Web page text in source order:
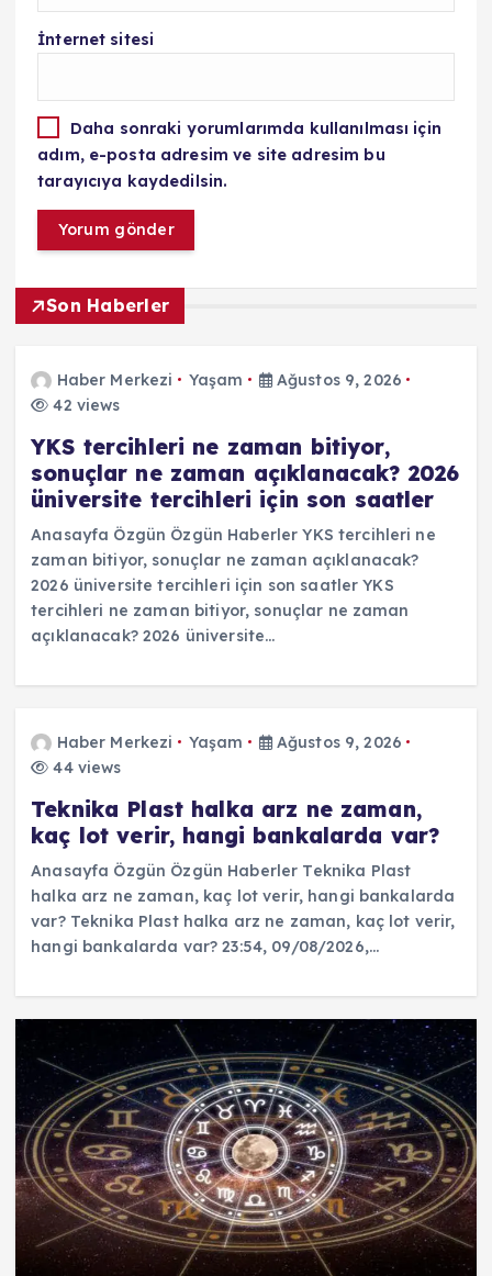
İnternet sitesi
Daha sonraki yorumlarımda kullanılması için
adım, e-posta adresim ve site adresim bu
tarayıcıya kaydedilsin.
Son Haberler
Haber Merkezi Yaşam
Ağustos 9, 2026
42 views
YKS tercihleri ne zaman bitiyor,
sonuçlar ne zaman açıklanacak? 2026
üniversite tercihleri için son saatler
Anasayfa Özgün Özgün Haberler YKS tercihleri ne
zaman bitiyor, sonuçlar ne zaman açıklanacak?
2026 üniversite tercihleri için son saatler YKS
tercihleri ne zaman bitiyor, sonuçlar ne zaman
açıklanacak? 2026 üniversite…
Haber Merkezi Yaşam
Ağustos 9, 2026
44 views
Teknika Plast halka arz ne zaman,
kaç lot verir, hangi bankalarda var?
Anasayfa Özgün Özgün Haberler Teknika Plast
halka arz ne zaman, kaç lot verir, hangi bankalarda
var? Teknika Plast halka arz ne zaman, kaç lot verir,
hangi bankalarda var? 23:54, 09/08/2026,…